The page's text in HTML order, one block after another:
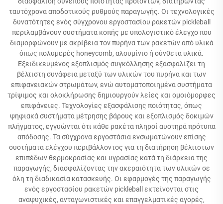
ταυτόχρονα αποδοτικούς ρυθμούς παραγωγής. Οι τεχνολογικές
δυνατότητες ενός σύγχρονου εργοστασίου ρακετών pickleball
περιλαμβάνουν συστήματα κοπής με υπολογιστικό έλεγχο που
διαμορφώνουν με ακρίβεια τον πυρήνα των ρακετών από υλικά
όπως πολυμερές honeycomb, αλουμίνιο ή σύνθετα υλικά.
Εξειδικευμένος εξοπλισμός συγκόλλησης εξασφαλίζει τη
βέλτιστη συνάφεια μεταξύ των υλικών του πυρήνα και των
επιφανειακών στρωμάτων, ενώ αυτοματοποιημένα συστήματα
τρίψιμος και ολοκλήρωσης δημιουργούν λείες και ομοιόμορφες
επιφάνειες. Τεχνολογίες εξασφάλισης ποιότητας, όπως
ψηφιακά συστήματα μέτρησης βάρους και εξοπλισμός δοκιμών
πλήγματος, εγγυώνται ότι κάθε ρακέτα πληροί αυστηρά πρότυπα
απόδοσης. Τα σύγχρονα εργοστάσια ενσωματώνουν επίσης
συστήματα ελέγχου περιβάλλοντος για τη διατήρηση βέλτιστων
επιπέδων θερμοκρασίας και υγρασίας κατά τη διάρκεια της
παραγωγής, διασφαλίζοντας την ακεραιότητα των υλικών σε
όλη τη διαδικασία κατασκευής. Οι εφαρμογές της παραγωγής
ενός εργοστασίου ρακετών pickleball εκτείνονται στις
αναψυχικές, ανταγωνιστικές και επαγγελματικές αγορές,